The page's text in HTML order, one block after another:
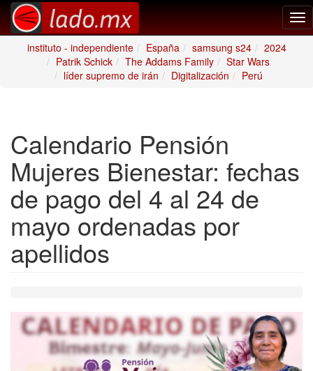
instituto - independiente
España samsung s24
2024
Patrik Schick
The Addams Family
Star Wars
líder supremo de irán
Digitalización Perú
Calendario Pensión
Mujeres Bienestar: fechas
de pago del 4 al 24 de
mayo ordenadas por
apellidos